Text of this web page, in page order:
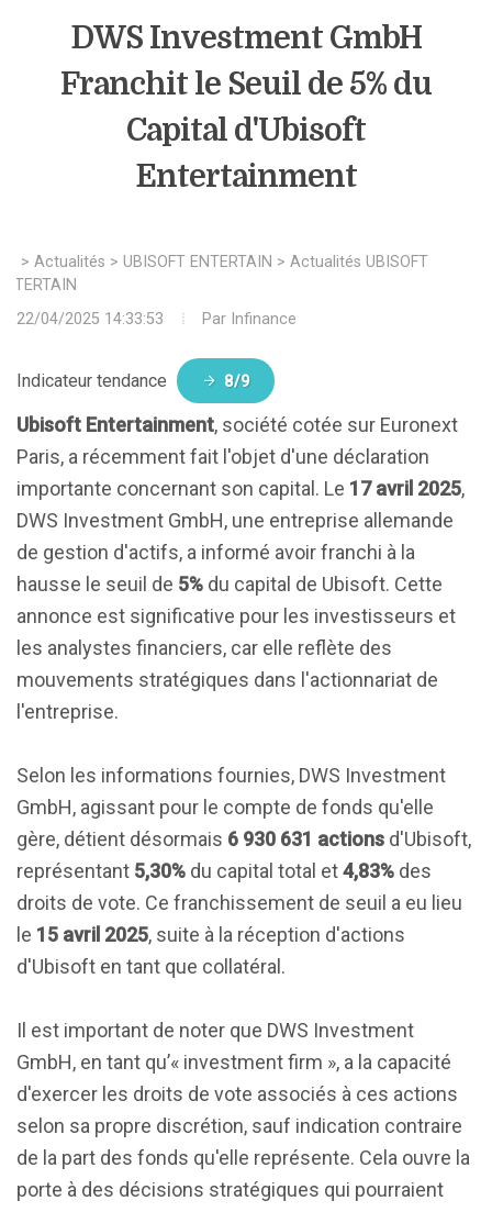
DWS Investment GmbH
Franchit le Seuil de 5% du
Capital d'Ubisoft
Entertainment
> Actualités > UBISOFT ENTERTAIN > Actualités UBISOFT
22/04/2025 14:33:53
Par Infinance
Indicateur tendance 8/9
Ubisoft Entertainment, société cotée sur Euronext
Paris, a récemment fait l'objet d'une déclaration
importante concernant son capital. Le 17 avril 2025,
DWS Investment GmbH, une entreprise allemande
de gestion d'actifs, a informé avoir franchi à la
hausse le seuil de 5% du capital de Ubisoft. Cette
annonce est significative pour les investisseurs et
les analystes financiers, car elle reflète des
mouvements stratégiques dans l'actionnariat de
l'entreprise.
Selon les informations fournies, DWS Investment
GmbH, agissant pour le compte de fonds qu'elle
gère, détient désormais 6 930 631 actions d'Ubisoft,
représentant 5,30% du capital total et4,83% des
droits de vote. Ce franchissement de seuil a eu lieu
le 15 avril 2025, suite à la réception d'actions
d'Ubisoft en tant que collatéral.
Il est important de noter que DWS Investment
GmbH, en tant qu’« investment firm », a la capacité
d'exercer les droits de vote associés à ces actions
selon sa propre discrétion, sauf indication contraire
de la part des fonds qu'elle représente. Cela ouvre la
porte à des décisions stratégiques qui pourraient